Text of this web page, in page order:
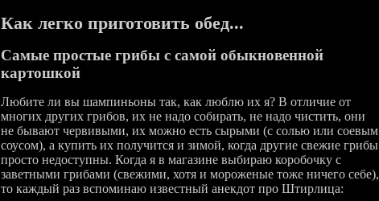
Как легко приготовить обед...
Самые простые грибы с самой обыкновенной
картошкой
Любите ли вы шампиньоны так, как люблю их я? В отличие от
многих других грибов, их не надо собирать, не надо чистить, они
не бывают червивыми, их можно есть сырыми (с солью или соевым
соусом), а купить их получится и зимой, когда другие свежие грибы
просто недоступны. Когда я в магазине выбираю коробочку с
заветными грибами (свежими, хотя и мороженые тоже ничего себе),
то каждый раз вспоминаю известный анекдот про Штирлица: